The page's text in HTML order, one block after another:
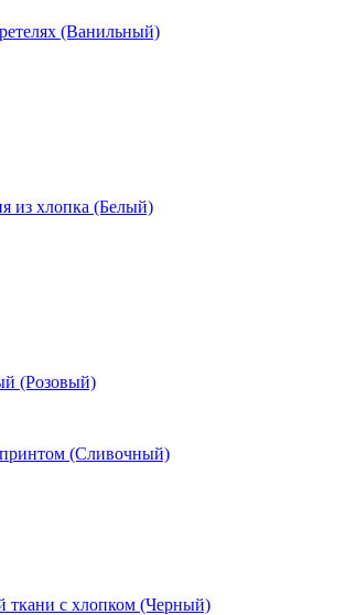
(Ванильный)
из хлопка (Белый)
(Розовый)
принтом (Сливочный)
ткани с хлопком (Черный)